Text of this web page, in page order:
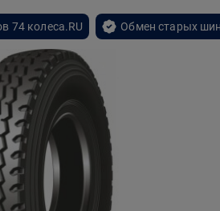
74 колеса.RU Обмен старых